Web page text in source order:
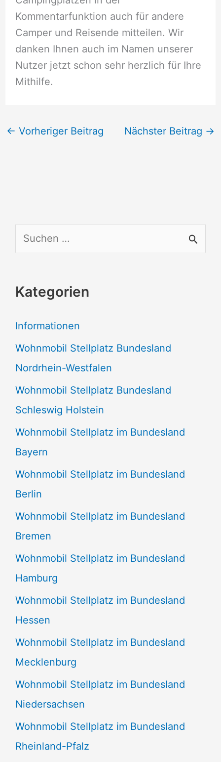
Kommentarfunktion auch für andere
Camper und Reisende mitteilen. Wir
danken Ihnen auch im Namen unserer
Nutzer jetzt schon sehr herzlich für Ihre
Mithilfe.
← Vorheriger Beitrag Nächster Beitrag →
u
h
n
n
a
c
h
:
Kategorien
Informationen
Wohnmobil Stellplatz Bundesland
Nordrhein-Westfalen
Wohnmobil Stellplatz Bundesland
Schleswig Holstein
Wohnmobil Stellplatz im Bundesland
Bayern
Wohnmobil Stellplatz im Bundesland
Berlin
Wohnmobil Stellplatz im Bundesland
Bremen
Wohnmobil Stellplatz im Bundesland
Hamburg
Wohnmobil Stellplatz im Bundesland
Hessen
Wohnmobil Stellplatz im Bundesland
Mecklenburg
Wohnmobil Stellplatz im Bundesland
Niedersachsen
Wohnmobil Stellplatz im Bundesland
Rheinland-Pfalz